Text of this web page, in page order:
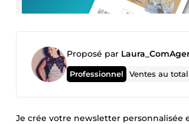
Proposé par
Professionnel Ventes au
Je crée votre newsletter personnalisée